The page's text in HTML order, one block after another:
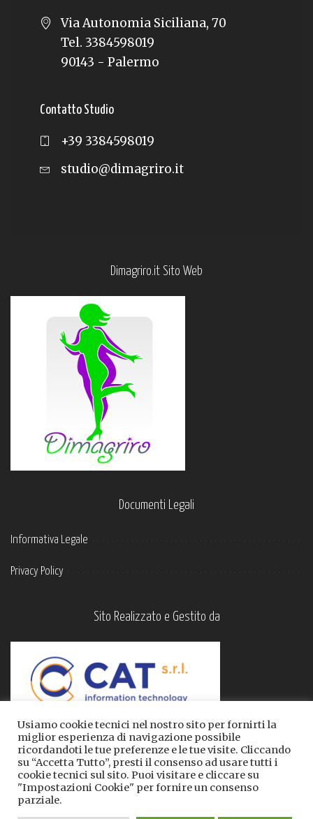
Via Autonomia Siciliana, 70
Tel. 3384598019
90143 - Palermo
Contatto Studio
+39 3384598019
studio@dimagriro.it
Dimagriro.it Sito Web
Documenti Legali
Informativa Legale
Privacy Policy
Sito Realizzato e Gestito da
Usiamo cookie tecnici nel nostro sito per fornirti la
miglior esperienza di navigazione possibile
ricordandoti le tue preferenze e le tue visite. Cliccando
su “Accetta Tutto”, presti il consenso ad usare tutti i
cookie tecnici sul sito. Puoi visitare e cliccare su
"Impostazioni Cookie" per fornire un consenso
parziale.